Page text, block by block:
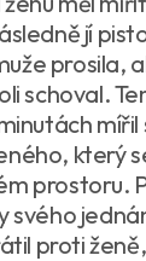
jí
prosila,
schoval.
který
prostoru.
svého
proti